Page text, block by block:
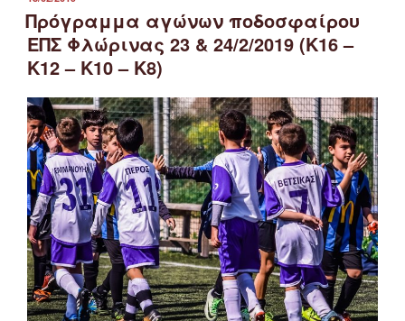
ΣΤΙΣ
Πρόγραμμα αγώνων ποδοσφαίρου
ΕΠΣ Φλώρινας 23 & 24/2/2019 (Κ16 –
Κ12 – Κ10 – Κ8)